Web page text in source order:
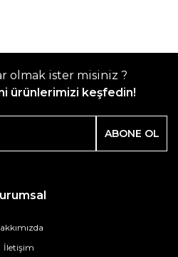
olmak ister misiniz ?
ürünlerimizi keşfedin!
ABONE OL
İletişim